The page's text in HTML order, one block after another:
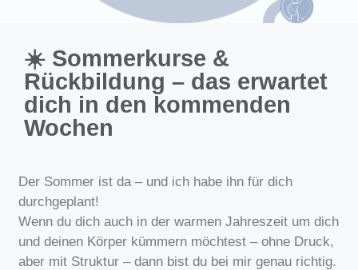
☀️ Sommerkurse &
Rückbildung – das erwartet
dich in den kommenden
Wochen
Der Sommer ist da – und ich habe ihn für dich
durchgeplant!
Wenn du dich auch in der warmen Jahreszeit um dich
und deinen Körper kümmern möchtest – ohne Druck,
aber mit Struktur – dann bist du bei mir genau richtig.